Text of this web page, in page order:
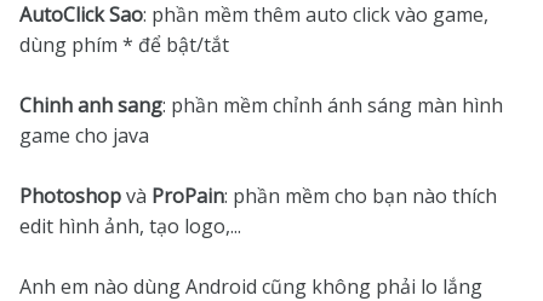
AutoClick Sao: phần mềm thêm auto click vào game,
dùng phím * để bật/tắt
Chinh anh sang: phần mềm chỉnh ánh sáng màn hình
game cho java
Photoshopvà ProPain: phần mềm cho bạn nào thích
edit hình ảnh, tạo logo,...
Anh em nào dùng Android cũng không phải lo lắng